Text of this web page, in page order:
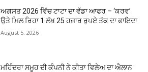
ਅਗਸਤ 2026 ਵਿੱਚ ਟਾਟਾ ਦਾ ਵੱਡਾ ਆਫਰ – ‘ਕਰਵ’
ਉਤੇ ਮਿਲ ਰਿਹਾ 1 ਲੱਖ 25 ਹਜ਼ਾਰ ਰੁਪਏ ਤੱਕ ਦਾ ਫਾਇਦਾ
August 5, 2026
ਮਹਿੰਦਰਾ ਸਮੂਹ ਦੀ ਕੰਪਨੀ ਨੇ ਕੀਤਾ ਵਿਲੇਅ ਦਾ ਐਲਾਨ